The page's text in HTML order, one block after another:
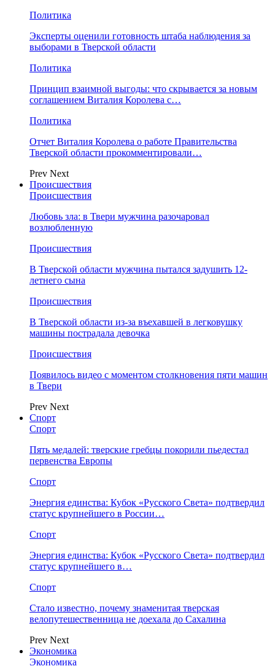
Политика
Эксперты оценили готовность штаба наблюдения за
выборами в Тверской области
Политика
Принцип взаимной выгоды: что скрывается за новым
соглашением Виталия Королева с…
Политика
Отчет Виталия Королева о работе Правительства
Тверской области прокомментировали…
Prev Next
Происшествия
Происшествия
Любовь зла: в Твери мужчина разочаровал
возлюбленную
Происшествия
В Тверской области мужчина пытался задушить 12-
летнего сына
Происшествия
В Тверской области из-за въехавшей в легковушку
машины пострадала девочка
Происшествия
Появилось видео с моментом столкновения пяти машин
в Твери
Prev Next
Спорт
Спорт
Пять медалей: тверские гребцы покорили пьедестал
первенства Европы
Спорт
Энергия единства: Кубок «Русского Света» подтвердил
статус крупнейшего в России…
Спорт
Энергия единства: Кубок «Русского Света» подтвердил
статус крупнейшего в…
Спорт
Стало известно, почему знаменитая тверская
велопутешественница не доехала до Сахалина
Prev Next
Экономика
Экономика